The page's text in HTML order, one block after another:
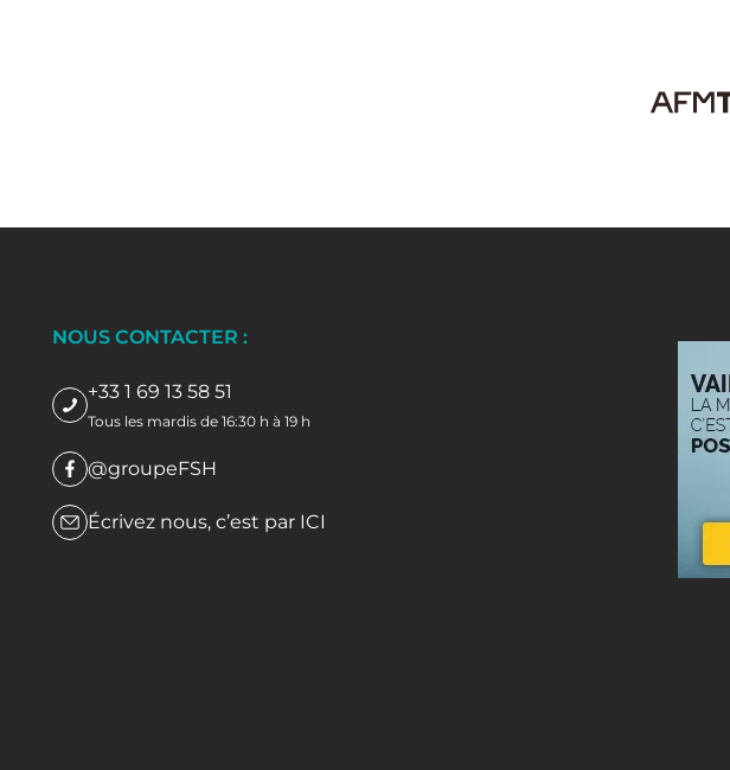
NOUS CONTACTER :
+33 1 69 13 58 51
Tous les mardis de 16:30 h à 19 h
@groupeFSH
Écrivez nous, c’est par ICI